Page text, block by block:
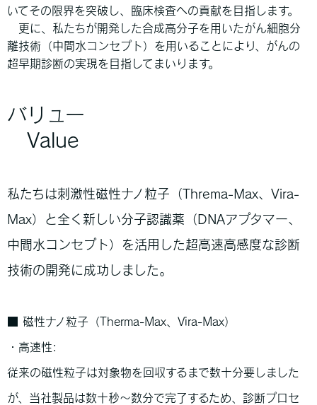
いてその限界を突破し、臨床検査への貢献を目指します。
更に、私たちが開発した合成高分子を用いたがん細胞分
離技術（中間水コンセプト）を用いることにより、がんの
超早期診断の実現を目指してまいります。
バリュー
Value
私たちは刺激性磁性ナノ粒子（Threma-Max、Vira-
Max）と全く新しい分子認識薬（DNAアプタマー、
中間水コンセプト）を活用した超高速高感度な診断
技術の開発に成功しました。
■ 磁性ナノ粒子（Therma-Max、Vira-Max）
・高速性:
従来の磁性粒子は対象物を回収するまで数十分要しました
が、当社製品は数十秒～数分で完了するため、診断プロセ